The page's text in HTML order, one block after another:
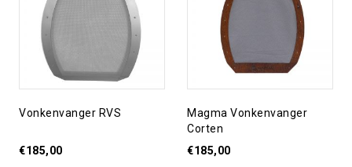
Vonkenvanger RVS
€185,00
Magma Vonkenvanger
Corten
€185,00